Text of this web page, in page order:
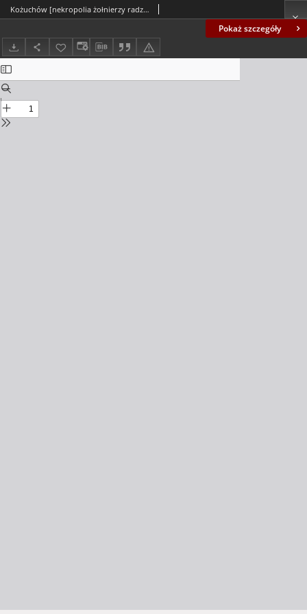
Pokaż szczegóły
Kożuchów [nekropolia żołnierzy radzieckich]